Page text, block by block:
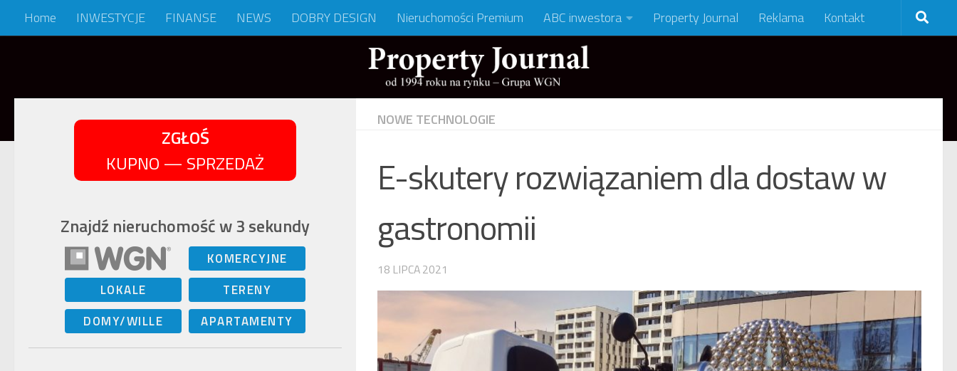
Skip to content
Home INWESTYCJE FINANSE NEWS DOBRY DESIGN Nieruchomości Premium ABC inwestora Property Journal Reklama Kontakt
NOWE TECHNOLOGIE
E-skutery rozwiązaniem dla dostaw w
gastronomii
18 LIPCA 2021
ZGŁOŚ
KUPNO — SPRZEDAŻ
Znajdź nieruchomość w 3 sekundy
KOMERCYJNE
LOKALE
TERENY
DOMY/WILLE
APARTAMENTY